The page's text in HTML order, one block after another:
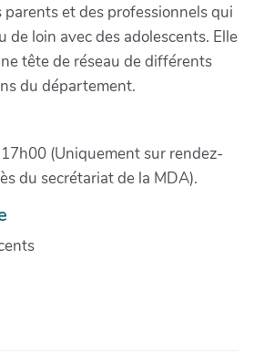
parents et des professionnels qui
de loin avec des adolescents. Elle
tête de réseau de différents
du département.
(Uniquement sur rendez-
du secrétariat de la MDA).